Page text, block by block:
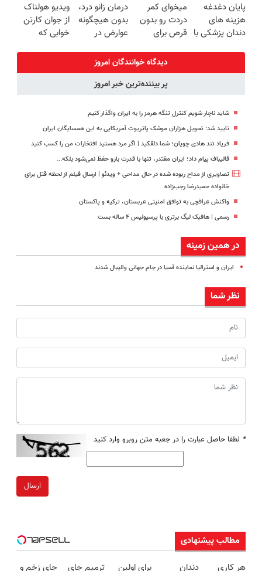
سبک و مقاوم |
پرداخت قسطی
رایگان+پرداخت
اقساطی😍
رایگان
پولسازی)
پایان دغدغه
هزینه های
دندان پزشکی با
میخوای کمر
دردت رو بدون
قرص برای
(◂پرسش‌نامه
رو پر کن)
درمان زانو درد،
بدون هیچگونه
عوارض در
(◂پرسش‌نامه)
ویدیو هولناک
از جوان کارتن
خوابی که
دیدگاه خوانندگان امروز
پر بیننده‌ترین خبر امروز
شاید ناچار شویم کنترل تنگه هرمز را به ایران واگذار کنیم
تایید شد: تحویل هزاران موشک پاتریوت آمریکایی به این همسایگان ایران
فریاد تند هادی چوپان؛‌ شما دلقکید | اگر مرد هستید افتخارات من را کسب کنید
قالیباف پیام داد؛ ایران مقتدر، تنها با قدرت بازو حفظ نمی‌شود بلکه...
تصاویری از مداح ربوده شده در حال مداحی + ویدئو | ارسال فیلم از لحظه قتل برای
خانواده‌ حمیدرضا رجب‌زاده
واکنش عراقچی به توافق امنیتی عربستان، ترکیه و پاکستان
رسمی | هافبک لیگ برتری با پرسپولیس ۴ ساله بست
در همین زمینه
ایران و استرالیا نماینده آسیا در جام جهانی والیبال شدند
نظر شما
* لطفا حاصل عبارت را در جعبه متن روبرو وارد کنید
ارسال
مطالب پیشنهادی
هر کاری
دندان برای اولین ترمیم جای جای زخم و